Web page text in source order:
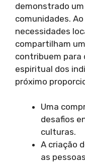
demonstrado
comunidades.
necessidades
compartilham
contribuem para
espiritual dos
próximo
Uma
desafios
culturas.
A criação
as